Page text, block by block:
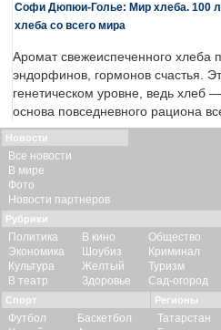
Софи Дюпюи-Голье: Мир хлеба. 100
хлеба со всего мира
Аромат свежеиспеченного хлеба
эндорфинов, гормонов счастья.
генетическом уровне, ведь хлеб
основа повседневного рациона
Новости
Все новости
В мире
Фото
Новости партнеров
Рубрики
Политика
Экономика
Культура
В театр
В кино
Шоубиз
Желтый
Здоровье
Общество
Криминал
Туризм
Сад-огород
Спорт
Футбол
Баскетбол
Регионы
Татарстан